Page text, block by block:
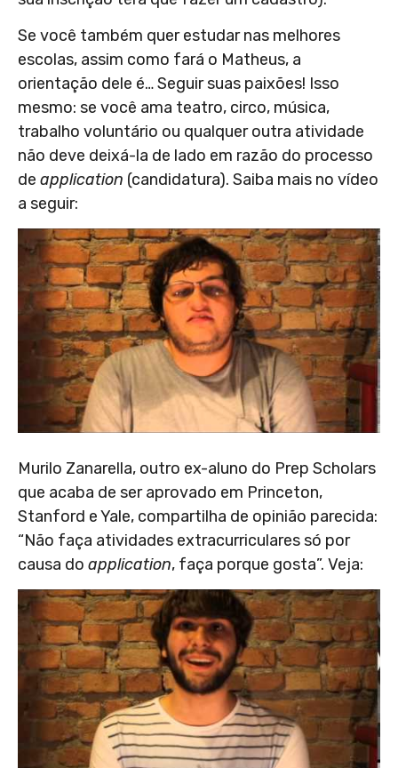
Se você também quer estudar nas melhores
escolas, assim como fará o Matheus, a
orientação dele é… Seguir suas paixões! Isso
mesmo: se você ama teatro, circo, música,
trabalho voluntário ou qualquer outra atividade
não deve deixá-la de lado em razão do processo
de application (candidatura). Saiba mais no vídeo
a seguir:
Murilo Zanarella, outro ex-aluno do Prep Scholars
que acaba de ser aprovado em Princeton,
Stanford e Yale, compartilha de opinião parecida:
“Não faça atividades extracurriculares só por
causa do application, faça porque gosta”. Veja: